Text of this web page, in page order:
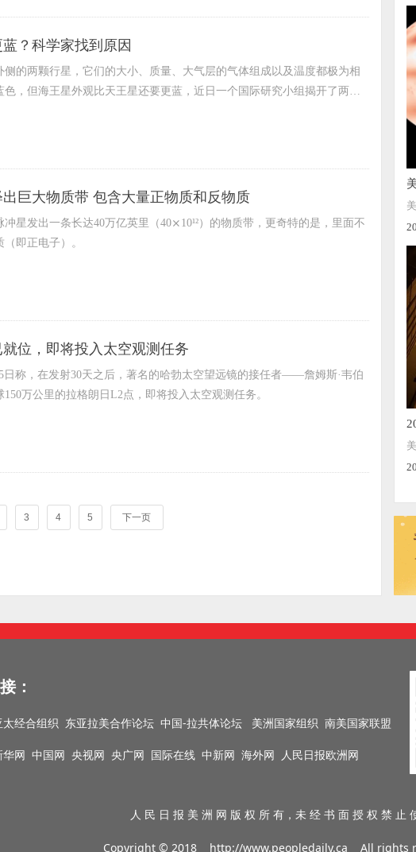
？科学家找到原因
的两颗行星，它们的大小、质量、大气层的气体组成以及温度都极为相
，但海王星外观比天王星还要更蓝，近日一个国际研究小组揭开了两者
巨大物质带 包含大量正物质和反物质
星发出一条长达40万亿英里（40⨯10¹²）的物质带，更奇特的是，里面不
即正电子）。
位，即将投入太空观测任务
日称，在发射30天之后，著名的哈勃太空望远镜的接任者——詹姆斯·韦伯
万公里的拉格朗日L2点，即将投入太空观测任务。
3 4 5 下一页
高
：
太经合组织 东亚拉美合作论坛 中国-拉共体论坛 美洲国家组织 南美国家联盟
华网 中国网 央视网 央广网 国际在线 中新网 海外网 人民日报欧洲网
人 民 日 报 美 洲 网 版 权 所 有，未 经 书 面 授 权 禁 止
Copyright © 2018 http://www.peopledaily.ca All rights